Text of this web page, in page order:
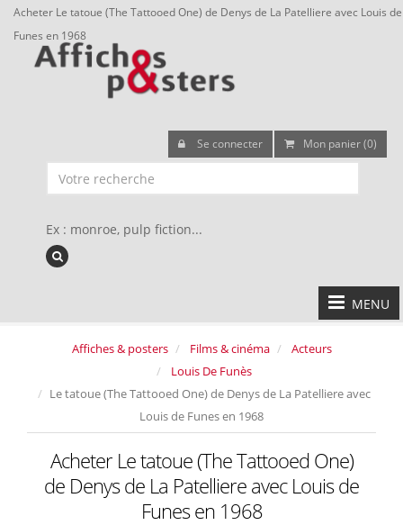
Acheter Le tatoue (The Tattooed One) de Denys de La Patelliere avec Louis de
Funes en 1968
Se connecter Mon panier (0)
Ex : monroe, pulp fiction...
MENU
Affiches & posters Films & cinéma
Acteurs
Louis De Funès
Le tatoue (The Tattooed One) de Denys de La Patelliere avec
Louis de Funes en 1968
Acheter Le tatoue (The Tattooed One)
de Denys de La Patelliere avec Louis de
Funes en 1968